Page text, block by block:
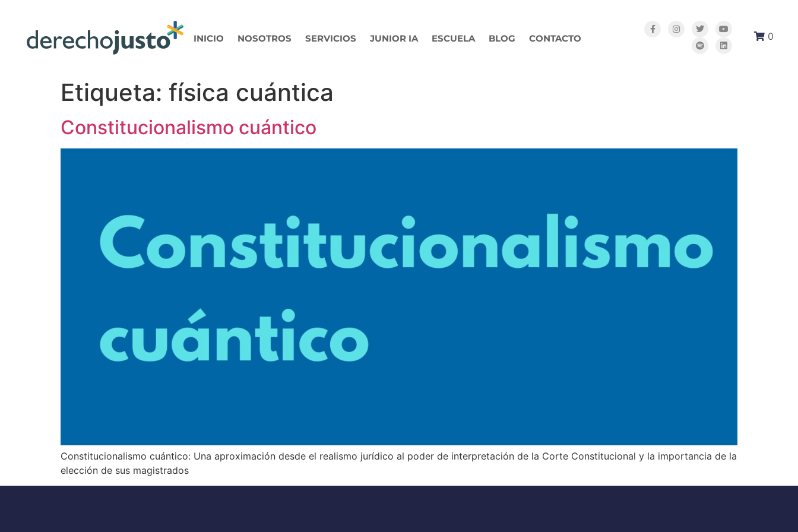
INICIO NOSOTROS SERVICIOS JUNIOR IA ESCUELA BLOG CONTACTO 0
Etiqueta: física cuántica
Constitucionalismo cuántico
Constitucionalismo cuántico: Una aproximación desde el realismo jurídico al poder de interpretación de la Corte Constitucional y la importancia de la
elección de sus magistrados